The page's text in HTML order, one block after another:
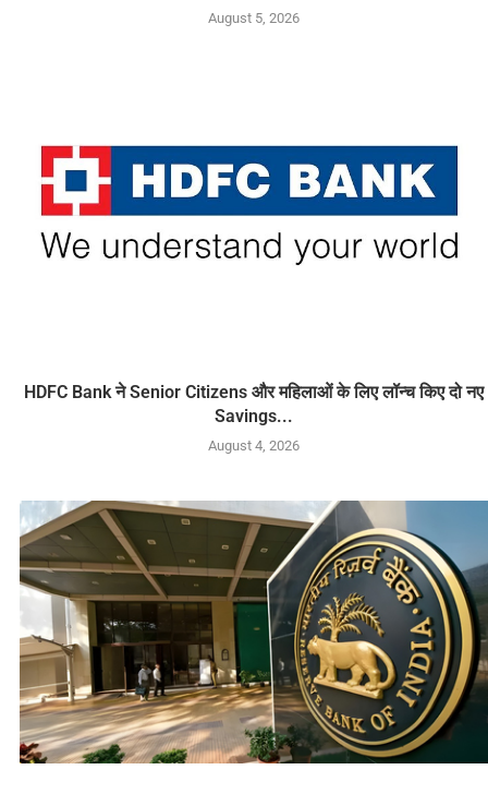
August 5, 2026
HDFC Bank ने Senior Citizens और महिलाओं के लिए लॉन्च किए दो नए
Savings...
August 4, 2026